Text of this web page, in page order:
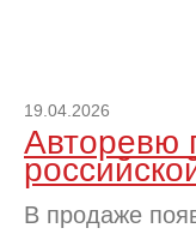
19.04.2026
Авторевю
В продаже